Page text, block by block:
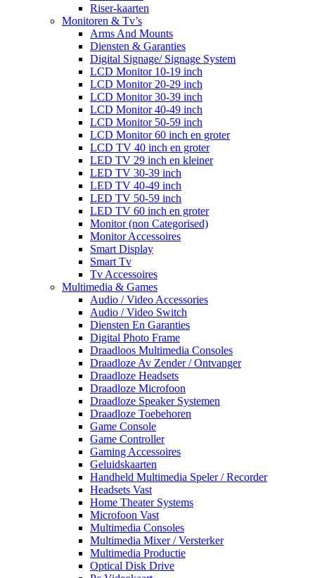
Riser-kaarten
Monitoren & Tv’s
Arms And Mounts
Diensten & Garanties
Digital Signage/ Signage System
LCD Monitor 10-19 inch
LCD Monitor 20-29 inch
LCD Monitor 30-39 inch
LCD Monitor 40-49 inch
LCD Monitor 50-59 inch
LCD Monitor 60 inch en groter
LCD TV 40 inch en groter
LED TV 29 inch en kleiner
LED TV 30-39 inch
LED TV 40-49 inch
LED TV 50-59 inch
LED TV 60 inch en groter
Monitor (non Categorised)
Monitor Accessoires
Smart Display
Smart Tv
Tv Accessoires
Multimedia & Games
Audio / Video Accessories
Audio / Video Switch
Diensten En Garanties
Digital Photo Frame
Draadloos Multimedia Consoles
Draadloze Av Zender / Ontvanger
Draadloze Headsets
Draadloze Microfoon
Draadloze Speaker Systemen
Draadloze Toebehoren
Game Console
Game Controller
Gaming Accessoires
Geluidskaarten
Handheld Multimedia Speler / Recorder
Headsets Vast
Home Theater Systems
Microfoon Vast
Multimedia Consoles
Multimedia Mixer / Versterker
Multimedia Productie
Optical Disk Drive